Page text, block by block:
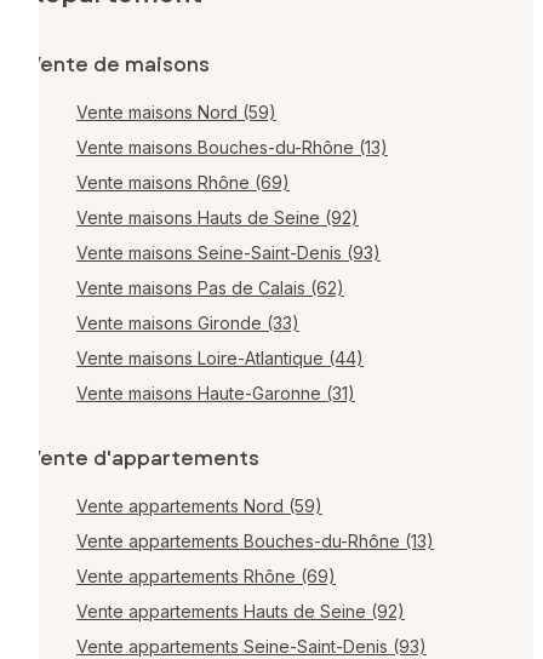
Vente de maisons
Vente maisons Nord (59)
Vente maisons Bouches-du-Rhône (13)
Vente maisons Rhône (69)
Vente maisons Hauts de Seine (92)
Vente maisons Seine-Saint-Denis (93)
Vente maisons Pas de Calais (62)
Vente maisons Gironde (33)
Vente maisons Loire-Atlantique (44)
Vente maisons Haute-Garonne (31)
Vente d'appartements
Vente appartements Nord (59)
Vente appartements Bouches-du-Rhône (13)
Vente appartements Rhône (69)
Vente appartements Hauts de Seine (92)
Vente appartements Seine-Saint-Denis (93)